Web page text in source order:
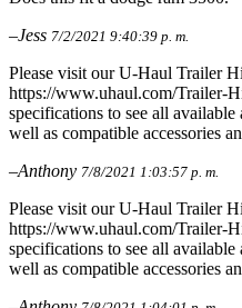
–Jess 7/2/2021 9:40:39 p. m.
Please visit our U-Haul Trailer
https://www.uhaul.com/Trailer-
specifications to see all
well as compatible accessories
–Anthony 7/8/2021 1:03:57 p. m.
Please visit our U-Haul Trailer
https://www.uhaul.com/Trailer-
specifications to see all
well as compatible accessories